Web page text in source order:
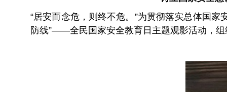
“居安而念危，则终不危。”为贯彻落实总体国
防线”——全民国家安全教育日主题观影活动，